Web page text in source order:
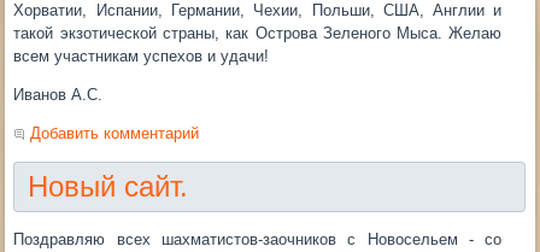
Хорватии, Испании, Германии, Чехии, Польши, США, Англии и
такой экзотической страны, как Острова Зеленого Мыса. Желаю
всем участникам успехов и удачи!
Иванов А.С.
Добавить комментарий
Новый сайт.
Поздравляю всех шахматистов-заочников с Новосельем - со